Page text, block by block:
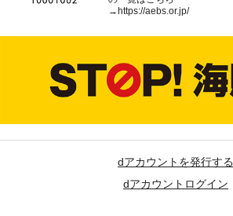
→https://aebs.or.jp/
dアカウントを発行する
dアカウントログイン